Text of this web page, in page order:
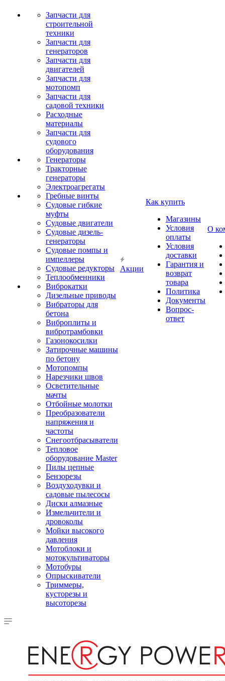
Запчасти для
строительной
техники
Запчасти для
генераторов
Запчасти для
двигателей
Запчасти для
мотопомп
Запчасти для
садовой техники
Расходные
материалы
Запчасти для
судового
оборудования
Генераторы
Тракторные
генераторы
Электроагрегаты
Гребные винты
Судовые гибкие
муфты
Судовые двигатели
Судовые дизель-
генераторы
Судовые помпы и
импеллеры
Судовые редукторы
Теплообменники
Виброкатки
Дизельные приводы
Вибраторы для
бетона
Виброплиты и
вибротрамбовки
Газонокосилки
Затирочные машины
по бетону
Мотопомпы
Нарезчики швов
Осветительные
мачты
Отбойные молотки
Преобразователи
напряжения и
частоты
Снегоотбрасыватели
Тепловое
оборудование Master
Пилы цепные
Бензорезы
Воздуходувки и
садовые пылесосы
Диски алмазные
Измельчители и
дровоколы
Мойки высокого
давления
Мотоблоки и
мотокультиваторы
Мотобуры
Опрыскиватели
Триммеры,
кусторезы и
высоторезы
Акции
Как купить
Магазины
Условия
оплаты
Условия
доставки
Гарантия и
возврат
товара
Политика
Документы
Вопрос-
ответ
О